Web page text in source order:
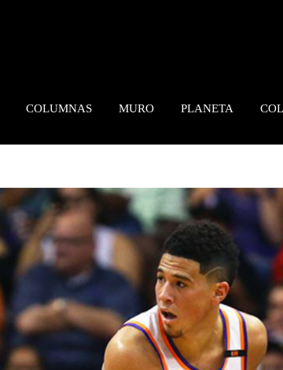
COLUMNAS MURO PLANETA